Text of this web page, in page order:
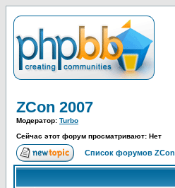
ZCon 2007
Модератор: Turbo
Сейчас этот форум просматривают: Нет
Список форумов ZCon